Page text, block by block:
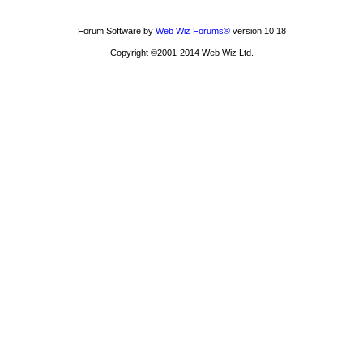
Forum Software by Web Wiz Forums®version 10.18
Copyright ©2001-2014 Web Wiz Ltd.